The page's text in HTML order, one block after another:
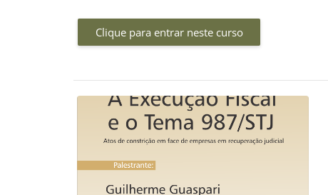
Clique para entrar neste curso